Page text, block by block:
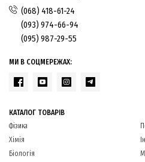
(068) 418-61-24
(093) 974-66-94
(095) 987-29-55
МИ В СОЦМЕРЕЖАХ:
КАТАЛОГ ТОВАРІВ
Фізика
Хімія
Біологія